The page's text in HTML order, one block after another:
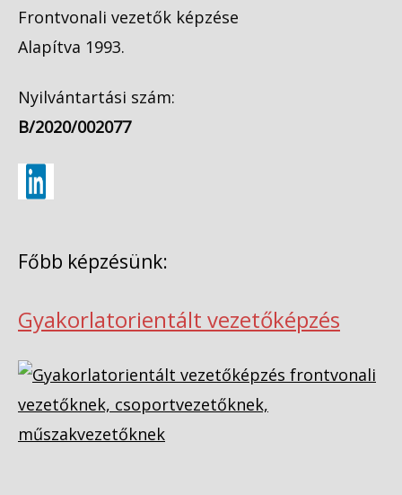
Frontvonali vezetők képzése
Alapítva 1993.
Nyilvántartási szám:
B/2020/002077
Főbb képzésünk:
Gyakorlatorientált vezetőképzés